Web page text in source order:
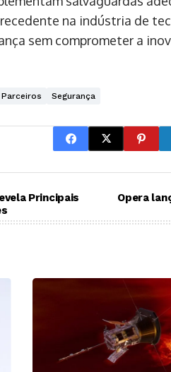
na indústria de
sem comprometer a
Parceiros Segurança
Principais
Opera